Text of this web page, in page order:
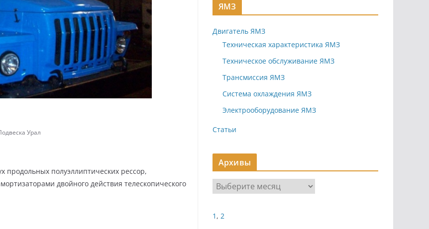
Урал
продольных полуэллиптических рессор,
двойного действия телескопического
ЯМЗ
Двигатель ЯМЗ
Техническая характеристика ЯМЗ
Техническое обслуживание ЯМЗ
Трансмиссия ЯМЗ
Система охлаждения ЯМЗ
Электрооборудование ЯМЗ
Статьи
Архивы
р
и
1 , 2